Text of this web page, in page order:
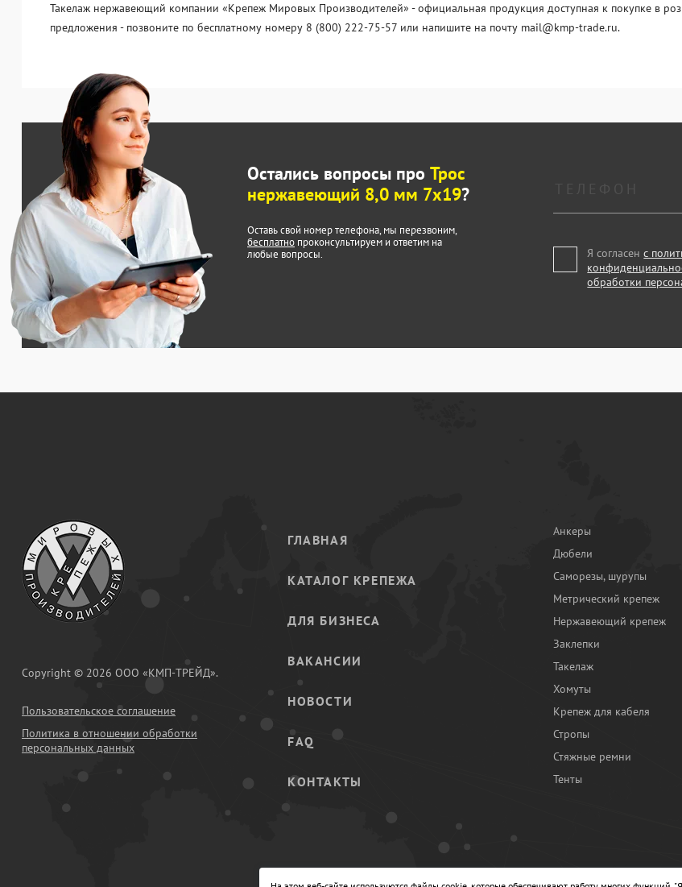
Такелаж нержавеющий компании «Крепеж Мировых Производителей» - официальная продукция доступная к покупке в
предложения - позвоните по бесплатному номеру 8 (800) 222-75-57 или напишите на почту mail@kmp-trade.ru.
Остались вопросы про Трос
нержавеющий 8,0 мм 7x19?
Оставь свой номер телефона, мы перезвоним,
бесплатно проконсультируем и ответим на
любые вопросы.
Я согласенс
обработки
Copyright © 2026 ООО «КМП-ТРЕЙД».
Пользовательское соглашение
Политика в отношении обработки
персональных данных
ГЛАВНАЯ
КАТАЛОГ КРЕПЕЖА
ДЛЯ БИЗНЕСА
ВАКАНСИИ
НОВОСТИ
FAQ
КОНТАКТЫ
Анкеры
Дюбели
Саморезы, шурупы
Метрический крепеж
Нержавеющий крепеж
Заклепки
Такелаж
Хомуты
Крепеж для кабеля
Стропы
Стяжные ремни
Тенты